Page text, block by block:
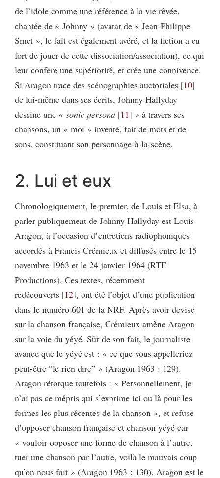
de l’idole comme une référence à la vie rêvée,
chantée de « Johnny » (avatar de « Jean-Philippe
Smet », le fait est également avéré, et la fiction a eu
fort de jouer de cette dissociation/association), ce qui
leur confère une supériorité, et crée une connivence.
Si Aragon trace des scénographies auctoriales 10
de lui-même dans ses écrits, Johnny Hallyday
dessine une « sonic persona 11
» à travers ses
chansons, un « moi » inventé, fait de mots et de
sons, constituant son personnage-à-la-scène.
2. Lui et eux
Chronologiquement, le premier, de Louis et Elsa, à
parler publiquement de Johnny Hallyday est Louis
Aragon, à l’occasion d’entretiens radiophoniques
accordés à Francis Crémieux et diffusés entre le 15
novembre 1963 et le 24 janvier 1964 (RTF
Productions). Ces textes, récemment
redécouverts 12 , ont été l’objet d’une publication
dans le numéro 601 de la NRF. Après avoir devisé
sur la chanson française, Crémieux amène Aragon
sur la voie du yéyé. Sûr de son fait, le journaliste
avance que le yéyé est : « ce que vous appelleriez
peut-être “le rien dire” » (Aragon 1963 : 129).
Aragon rétorque toutefois : « Personnellement, je
n’ai pas ce mépris qui s’exprime ici ou là pour les
formes les plus récentes de la chanson », et refuse
d’opposer chanson française et chanson yéyé car
« vouloir opposer une forme de chanson à l’autre,
tuer une chanson par l’autre, voilà le mauvais coup
qu’on nous fait » (Aragon 1963 : 130). Aragon est le